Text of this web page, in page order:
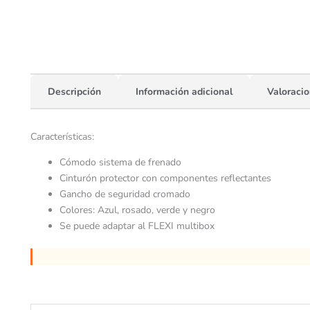
Descripción Información adicional
Características:
Cómodo sistema de frenado
Cinturón protector con componentes reflectantes
Gancho de seguridad cromado
Colores: Azul, rosado, verde y negro
Se puede adaptar al FLEXI multibox